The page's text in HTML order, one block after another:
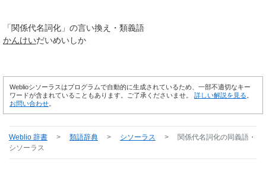
「関係代名詞化 」の言い換え・類義語
かんけいだいめいしか
Weblioシソーラスはプログラムで自動的に生成されているため、一部不適切なキー
ワードが含まれていることもあります。ご了承くださいませ。 詳しい解説を見る
お問い合わせ
Weblio 辞書 > 類語辞典 > シソーラス > 関係代名詞化の同義語・
シソーラス